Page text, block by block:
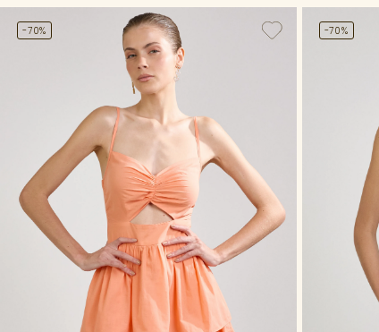
-70% -70%